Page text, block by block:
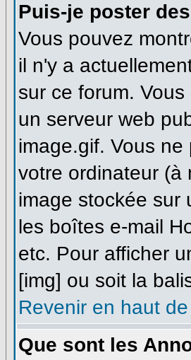
Puis-je poster
Vous pouvez
il n'y a
sur ce forum.
un serveur web
image.gif. Vous
votre ordinateur (à
image stockée sur
les boîtes e-mail
etc. Pour afficher
[img] ou soit la
Revenir en haut
Que sont les